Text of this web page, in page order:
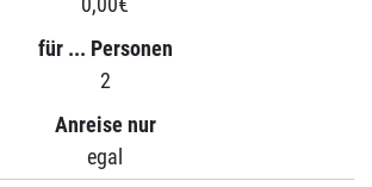
für ... Personen
2
Anreise nur
egal